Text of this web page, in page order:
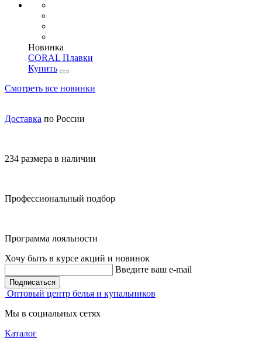
Новинка
CORAL Плавки
Купить
Смотреть все новинки
Доставка по России
234 размера в наличии
Профессиональный подбор
Программа лояльности
Хочу быть в курсе акций и новинок
Введите ваш e-mail
Подписаться
Оптовый центр белья и купальников
Мы в социальных сетях
Каталог